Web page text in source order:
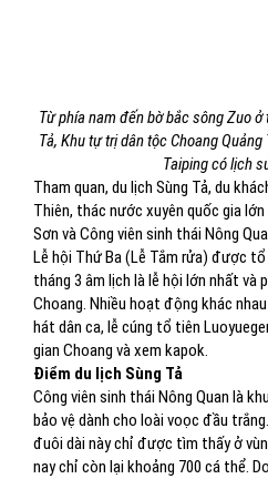
Từ phía nam đến bờ bắc sông Zuo
Tả, Khu tự trị dân tộc ChoangQuảng
Taiping có lịch
Tham quan, du lịch Sùng Tả, du
Thiên, thác nước xuyên quốc gia
Sơn và Công viên sinh thái Nông
Lễ hội Thứ Ba (Lễ Tắm rửa) được
tháng 3 âm lịch là lễ hội lớn nhất và
Choang. Nhiều hoạt động khác
hát dân ca, lễ cúng tổ tiên
gian Choang và xem kapok.
Điểm du lịch Sùng Tả
Công viên sinh thái Nông Quan là
bảo vệ dành cho loài voọc đầu
đuôi dài này chỉ được tìm thấy ở
nay chỉ còn lại khoảng 700 cá thể.